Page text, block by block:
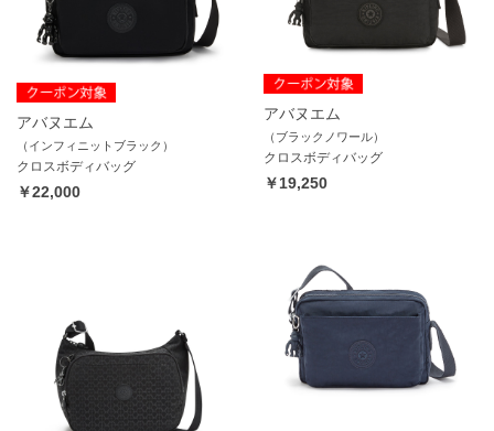
アバヌエム
（インフィニットブラック）
クロスボディバッグ
￥22,000
アバヌエム
（ブラックノワール）
クロスボディバッグ
￥19,250